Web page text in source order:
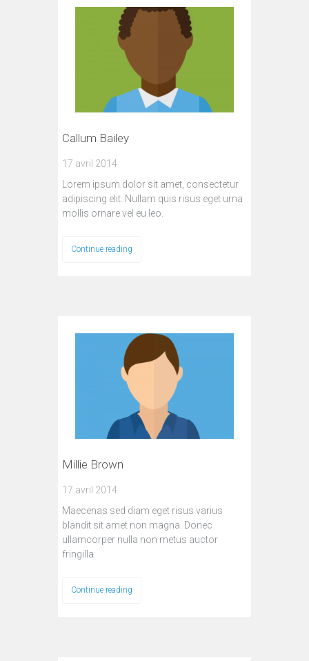
Callum Bailey
17 avril 2014
Lorem ipsum dolor sit amet, consectetur
adipiscing elit. Nullam quis risus eget urna
mollis ornare vel eu leo.
Continue reading
Millie Brown
17 avril 2014
Maecenas sed diam eget risus varius
blandit sit amet non magna. Donec
ullamcorper nulla non metus auctor
fringilla.
Continue reading